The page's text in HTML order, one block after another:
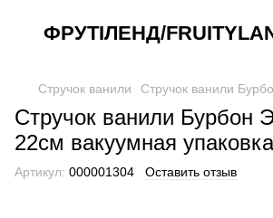
ФРУТІЛЕНД/
Стручок ванили Стручок ванили
Стручок ванили Бурбон
22см вакуумная
Артикул: 000001304 Оставить отзыв